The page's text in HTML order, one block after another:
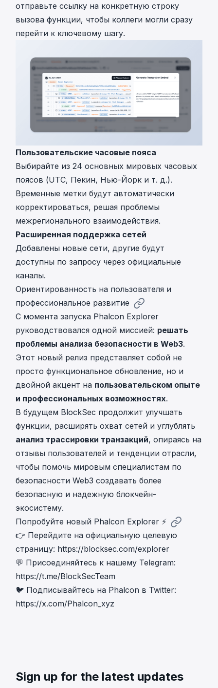
отправьте ссылку на конкретную строку
вызова функции, чтобы коллеги могли сразу
перейти к ключевому шагу.
Пользовательские часовые пояса
Выбирайте из 24 основных мировых часовых
поясов (UTC, Пекин, Нью-Йорк и т. д.).
Временные метки будут автоматически
корректироваться, решая проблемы
межрегионального взаимодействия.
Расширенная поддержка сетей
Добавлены новые сети, другие будут
доступны по запросу через официальные
каналы.
Ориентированность на пользователя и
профессиональное развитие
С момента запуска Phalcon Explorer
руководствовался одной миссией: решать
проблемы анализа безопасности в Web3.
Этот новый релиз представляет собой не
просто функциональное обновление, но и
двойной акцент на пользовательском опыте
и профессиональных возможностях.
В будущем BlockSec продолжит улучшать
функции, расширять охват сетей и углублять
анализ трассировки транзакций, опираясь на
отзывы пользователей и тенденции отрасли,
чтобы помочь мировым специалистам по
безопасности Web3 создавать более
безопасную и надежную блокчейн-
экосистему.
Попробуйте новый Phalcon Explorer ⚡
👉 Перейдите на официальную целевую
страницу: https://blocksec.com/explorer
💬 Присоединяйтесь к нашему Telegram:
https://t.me/BlockSecTeam
🐦 Подписывайтесь на Phalcon в Twitter:
https://x.com/Phalcon_xyz
Sign up for the latest updates